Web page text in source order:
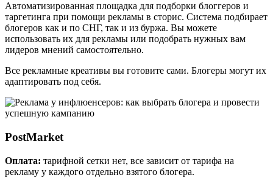
Автоматизированная площадка для подборки блоггеров и
таргетинга при помощи рекламы в сторис. Система подбирает
блогеров как и по СНГ, так и из буржа. Вы можете
использовать их для рекламы или подобрать нужных вам
лидеров мнений самостоятельно.
Все рекламные креативы вы готовите сами. Блогеры могут их
адаптировать под себя.
PostMarket
Оплата: тарифной сетки нет, все зависит от тарифа на
рекламу у каждого отдельно взятого блогера.